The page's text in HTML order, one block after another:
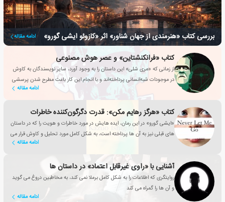
بررسی کتاب «هنرمندی از جهان شناور» اثر «کازوئو ایشی گورو» ادامه مقاله
کتاب «فرانکنشتاین» و عصر هوش مصنوعی
از زمانی که «مری شلی» این داستان را به وجود آورد، سایر نویسندگان به کاوش
در موجودات شبه‌انسانی پرداخته‌اند و با انجام این کار باعث مطرح شدن پرسشی
ادامه مقاله
کتاب «هرگز رهایم مکن»: قدرت دگرگون‌کننده خاطرات
«ایشی گورو» در این رمان، ایده هایش در مورد خاطرات و هویت را که در داستان
های قبلی نیز به آن ها پرداخته است، به شکل کامل مورد تحلیل و کاوش قرار می
ادامه مقاله
آشنایی با «راوی غیرقابل اعتماد» در داستان ها
روایتگری که اطلاعات را به شکل کامل برملا نمی کند، به مخاطبین دروغ می گوید
و آن ها را گمراه می کند
ادامه مقاله